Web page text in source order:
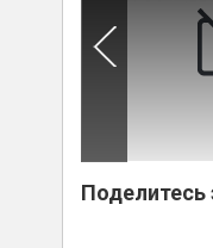
Поделитесь